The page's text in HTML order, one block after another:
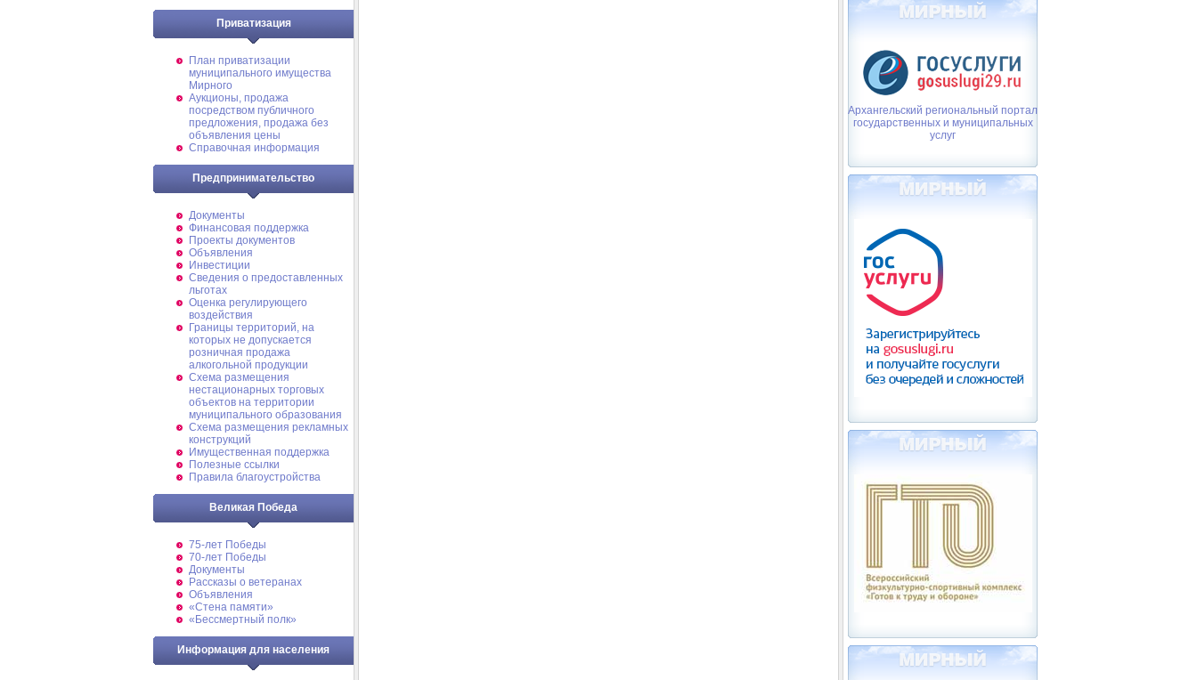
Приватизация
План приватизации
муниципального имущества
Мирного
Аукционы, продажа
посредством публичного
предложения, продажа без
объявления цены
Справочная информация
Предпринимательство
Документы
Финансовая поддержка
Проекты документов
Объявления
Инвестиции
Сведения о предоставленных
льготах
Оценка регулирующего
воздействия
Границы территорий, на
которых не допускается
розничная продажа
алкогольной продукции
Схема размещения
нестационарных торговых
объектов на территории
муниципального образования
Схема размещения рекламных
конструкций
Имущественная поддержка
Полезные ссылки
Правила благоустройства
Великая Победа
75-лет Победы
70-лет Победы
Документы
Рассказы о ветеранах
Объявления
«Стена памяти»
«Бессмертный полк»
Информация для населения
Архангельский региональный портал
государственных и муниципальных
услуг